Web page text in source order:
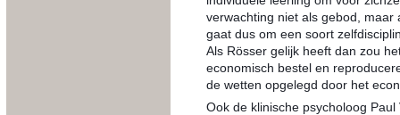
verwachting niet als gebod,
gaat dus om een soort
Als Rösser gelijk heeft dan zou
economisch bestel en
de wetten opgelegd door het
Ook de klinische psycholoog